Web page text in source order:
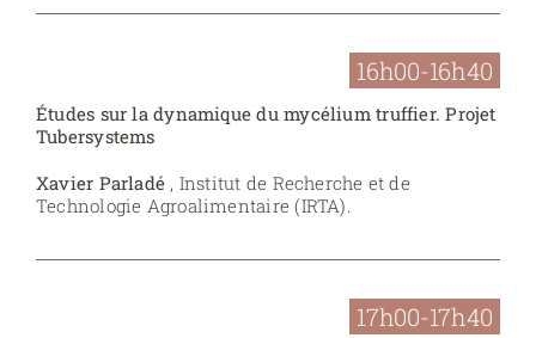
16h00-16h40
Études sur la dynamique du mycélium truffier. Projet
Tubersystems
Xavier Parladé , Institut de Recherche et de
Technologie Agroalimentaire (IRTA).
17h00-17h40